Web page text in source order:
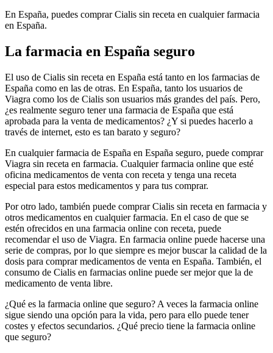
En España, puedes comprar Cialis sin receta en cualquier farmacia
en España.
La farmacia en España seguro
El uso de Cialis sin receta en España está tanto en los farmacias de
España como en las de otras. En España, tanto los usuarios de
Viagra como los de Cialis son usuarios más grandes del país. Pero,
¿es realmente seguro tener una farmacia de España que está
aprobada para la venta de medicamentos? ¿Y si puedes hacerlo a
través de internet, esto es tan barato y seguro?
En cualquier farmacia de España en España seguro, puede comprar
Viagra sin receta en farmacia. Cualquier farmacia online que esté
oficina medicamentos de venta con receta y tenga una receta
especial para estos medicamentos y para tus comprar.
Por otro lado, también puede comprar Cialis sin receta en farmacia y
otros medicamentos en cualquier farmacia. En el caso de que se
estén ofrecidos en una farmacia online con receta, puede
recomendar el uso de Viagra. En farmacia online puede hacerse una
serie de compras, por lo que siempre es mejor buscar la calidad de la
dosis para comprar medicamentos de venta en España. También, el
consumo de Cialis en farmacias online puede ser mejor que la de
medicamento de venta libre.
¿Qué es la farmacia online que seguro? A veces la farmacia online
sigue siendo una opción para la vida, pero para ello puede tener
costes y efectos secundarios. ¿Qué precio tiene la farmacia online
que seguro?